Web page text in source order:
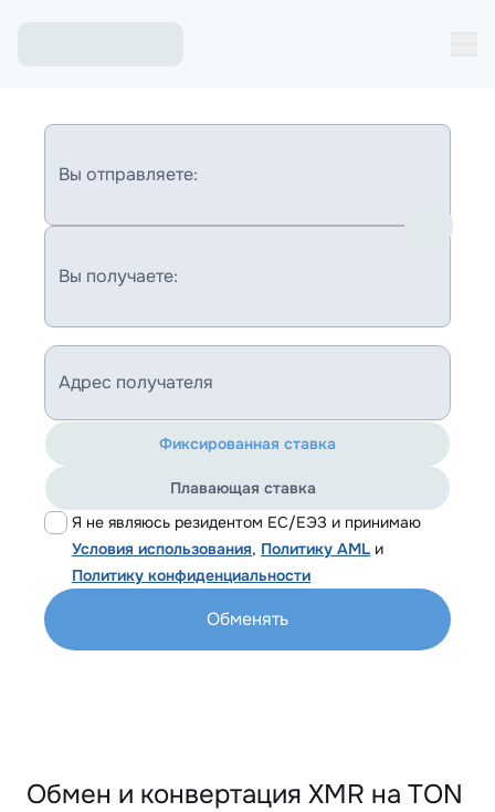
Вы отправляете:
Вы получаете:
Адрес получателя
Я не являюсь резидентом ЕС/ЕЭЗ и принимаю
Условия использования, Политику AML и
Политику конфиденциальности
Фиксированная ставка
Плавающая ставка
Обменять
Обмен и конвертация XMR на TON